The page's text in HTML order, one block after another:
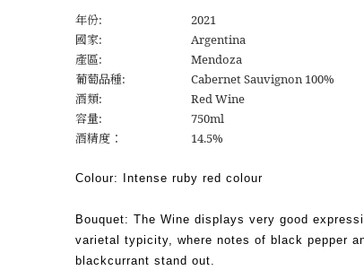
年份:
2021
國家:
Argentina
產區:
Mendoza
葡萄品種:
Cabernet Sauvignon 100%
酒類:
Red Wine
容量:
750ml
酒精度：
14.5%
Colour: Intense ruby red colour
Bouquet: The Wine displays very good
varietal typicity, where notes of black pepper
blackcurrant stand out.